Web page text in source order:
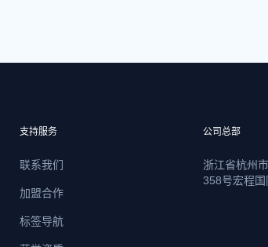
支持服务
联系我们
加盟合作
标签导航
公司总部
浙江省杭州
358号宏程